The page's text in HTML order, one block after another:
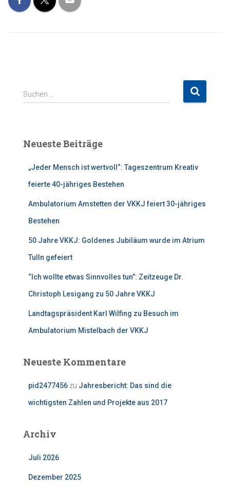
S
u
n
Suchen …
Neueste Beiträge
„Jeder Mensch ist wertvoll“: Tageszentrum Kreativ
feierte 40-jähriges Bestehen
Ambulatorium Amstetten der VKKJ feiert 30-jähriges
Bestehen
50 Jahre VKKJ: Goldenes Jubiläum wurde im Atrium
Tulln gefeiert
“Ich wollte etwas Sinnvolles tun”: Zeitzeuge Dr.
Christoph Lesigang zu 50 Jahre VKKJ
Landtagspräsident Karl Wilfing zu Besuch im
Ambulatorium Mistelbach der VKKJ
Neueste Kommentare
pid2477456 zu Jahresbericht: Das sind die
wichtigsten Zahlen und Projekte aus 2017
Archiv
Juli 2026
Dezember 2025